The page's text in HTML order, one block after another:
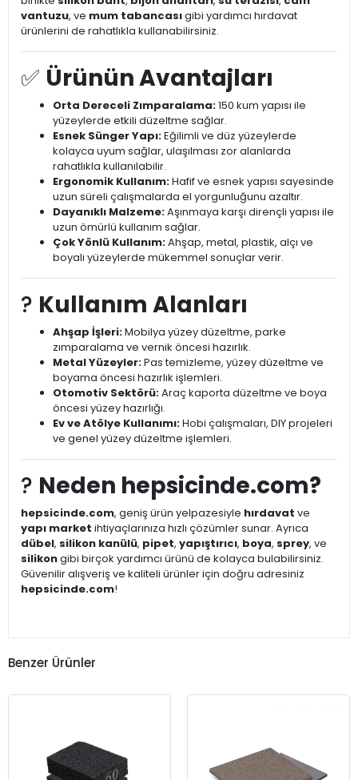
vantuzu, ve mum tabancasıgibi yardımcı hırdavat
ürünlerini de rahatlıkla kullanabilirsiniz.
✅ Ürünün Avantajları
Orta Dereceli Zımparalama:150 kum yapısı ile
yüzeylerde etkili düzeltme sağlar.
Esnek Sünger Yapı:Eğilimli ve düz yüzeylerde
kolayca uyum sağlar, ulaşılması zor alanlarda
rahatlıkla kullanılabilir.
Ergonomik Kullanım:Hafif ve esnek yapısı sayesinde
uzun süreli çalışmalarda el yorgunluğunu azaltır.
Dayanıklı Malzeme:Aşınmaya karşı dirençli yapısı ile
uzun ömürlü kullanım sağlar.
Çok Yönlü Kullanım:Ahşap, metal, plastik, alçı ve
boyalı yüzeylerde mükemmel sonuçlar verir.
?️ Kullanım Alanları
Ahşap İşleri:Mobilya yüzey düzeltme, parke
zımparalama ve vernik öncesi hazırlık.
Metal Yüzeyler:Pas temizleme, yüzey düzeltme ve
boyama öncesi hazırlık işlemleri.
Otomotiv Sektörü:Araç kaporta düzeltme ve boya
öncesi yüzey hazırlığı.
Ev ve Atölye Kullanımı:Hobi çalışmaları, DIY projeleri
ve genel yüzey düzeltme işlemleri.
? Neden hepsicinde.com?
hepsicinde.com, geniş ürün yelpazesiyle hırdavat ve
yapı market ihtiyaçlarınıza hızlı çözümler sunar. Ayrıca
dübel, silikon kanülü, pipet, yapıştırıcı, boya, sprey, ve
silikongibi birçok yardımcı ürünü de kolayca bulabilirsiniz.
Güvenilir alışveriş ve kaliteli ürünler için doğru adresiniz
hepsicinde.com!
Benzer Ürünler